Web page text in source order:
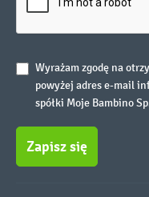
Wyrażam zgodę na
powyżej adres e-mail
spółki Moje Bambino
Zapisz się